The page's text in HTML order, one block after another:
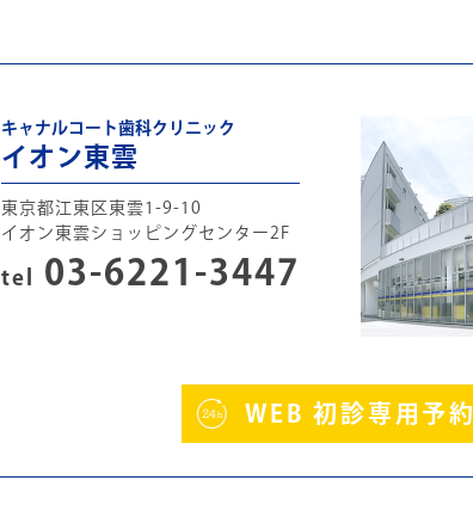
キャナルコート歯科クリニック
イオン東雲
東京都江東区東雲1-9-10
イオン東雲ショッピングセンター2F
tel 03-6221-3447
WEB 初診専用予約